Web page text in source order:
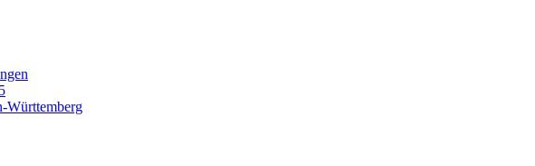
Württemberg